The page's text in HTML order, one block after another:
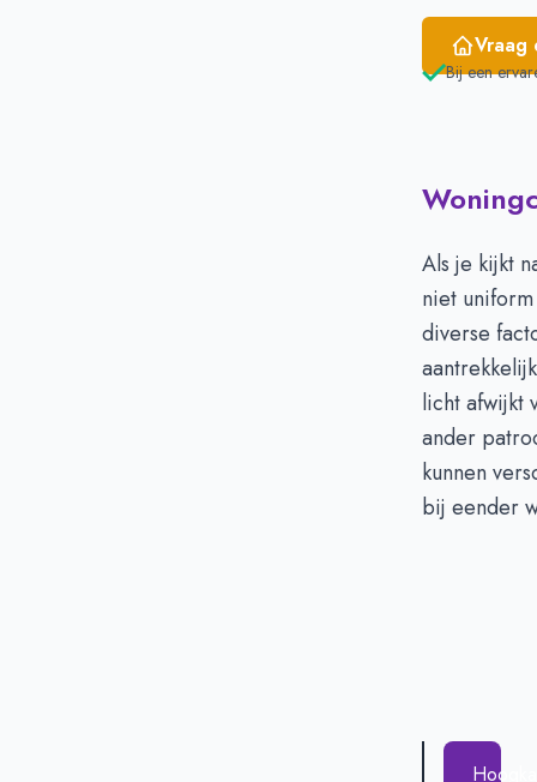
Vraag
Bij een
Als je kijkt
niet
diverse
licht afwijkt
ander
kunnen
bij eender